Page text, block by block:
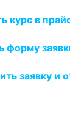
курс в
форму
заявку и